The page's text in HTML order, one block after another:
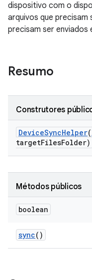
dispositivo com o
arquivos que precisam
precisam ser enviados
Resumo
Construtores
DeviceSyncHelper(
targetFilesFolder)
Métodos públicos
boolean
sync()